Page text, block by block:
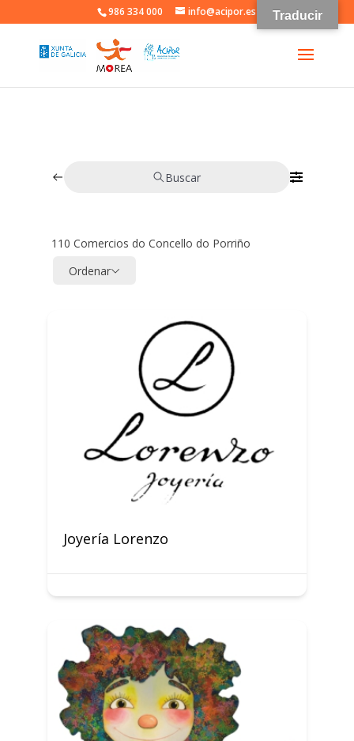
986 334 000 info@acipor.es
Buscar
110 Comercios do Concello do Porriño
Ordenar
Joyería Lorenzo
Traducir